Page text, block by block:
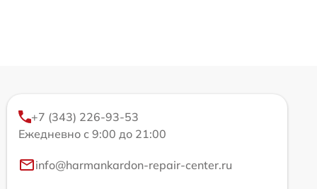
+7 (343) 226-93-53
Ежедневно с 9:00 до 21:00
info@harmankardon-repair-center.ru